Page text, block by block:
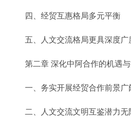
四、经贸互惠格局多元平衡
五、人文交流格局更具深度广
第二章 深化中阿合作的机遇与
一、务实开展经贸合作前景广
二、人文交流文明互鉴潜力无